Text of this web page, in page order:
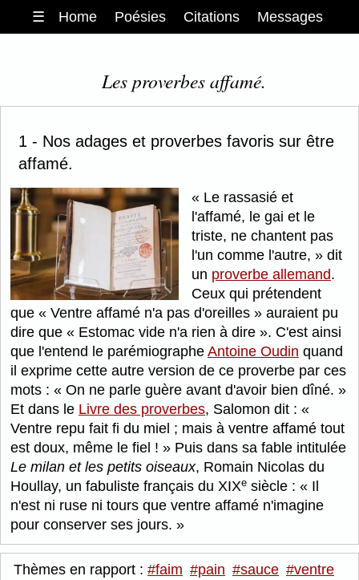
☰ Home Poésies Citations Messages
Les proverbes affamé.
1 - Nos adages et proverbes favoris sur être
affamé.
Le rassasié et
l'affamé, le gai et le
triste, ne chantent pas
l'un comme l'autre,
dit
un proverbe allemand.
Ceux qui prétendent
que
Ventre affamé n'a pas d'oreilles
auraient pu
dire que
Estomac vide n'a rien à dire
. C'est ainsi
que l'entend le parémiographe Antoine Oudin quand
il exprime cette autre version de ce proverbe par ces
mots :
On ne parle guère avant d'avoir bien dîné.
Et dans le Livre des proverbes, Salomon dit :
Ventre repu fait fi du miel ; mais à ventre affamé tout
est doux, même le fiel !
Puis dans sa fable intitulée
Le milan et les petits oiseaux, Romain Nicolas du
Houllay, un fabuliste français du XIXe siècle :
Il
n'est ni ruse ni tours que ventre affamé n'imagine
pour conserver ses jours.
Thèmes en rapport : #faim #pain #sauce #ventre